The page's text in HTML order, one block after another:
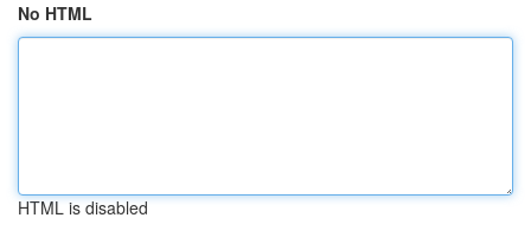
No HTML
HTML is disabled